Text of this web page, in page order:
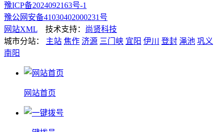
豫ICP备2024092163号-1
豫公网安备41030402000231号
网站XML 技术支持：
尚贤科技
城市分站：
主站 焦作 济源 三门峡 宜阳 伊川 登封 渑池 巩义
南阳
网站首页